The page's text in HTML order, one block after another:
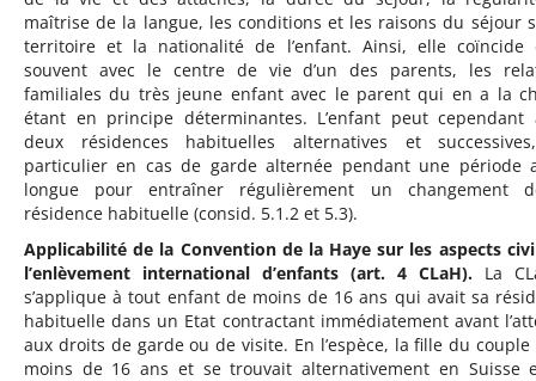
maîtrise de la langue, les conditions et les raisons du séjour
territoire et la nationalité de l’enfant. Ainsi, elle coïncide
souvent avec le centre de vie d’un des parents, les
familiales du très jeune enfant avec le parent qui en a la
étant en principe déterminantes. L’enfant peut cependant
deux résidences habituelles alternatives et
particulier en cas de garde alternée pendant une période
longue pour entraîner régulièrement un changement
résidence habituelle (consid. 5.1.2 et 5.3).
Applicabilité de la Convention de la Haye sur les aspects
l’enlèvement international d’enfants (art. 4 CLaH). La
s’applique à tout enfant de moins de 16 ans qui avait sa
habituelle dans un Etat contractant immédiatement avant
aux droits de garde ou de visite. En l’espèce, la fille du couple
moins de 16 ans et se trouvait alternativement en Suisse